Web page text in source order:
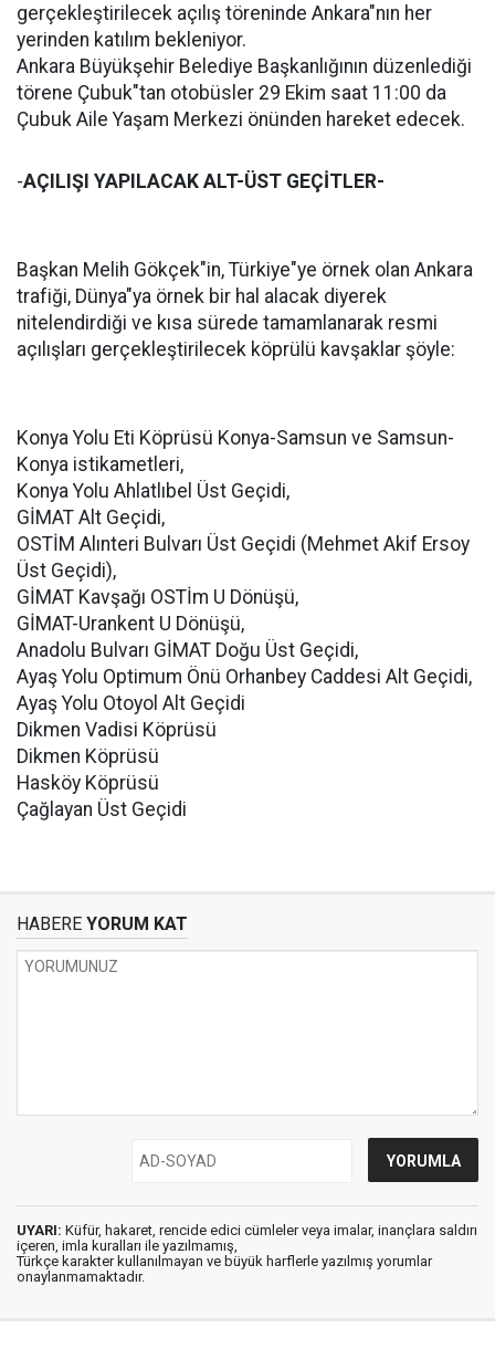
gerçekleştirilecek açılış töreninde Ankara"nın her
yerinden katılım bekleniyor.
Ankara Büyükşehir Belediye Başkanlığının düzenlediği
törene Çubuk"tan otobüsler 29 Ekim saat 11:00 da
Çubuk Aile Yaşam Merkezi önünden hareket edecek.
-AÇILIŞI YAPILACAK ALT-ÜST GEÇİTLER-
Başkan Melih Gökçek"in, Türkiye"ye örnek olan Ankara
trafiği, Dünya"ya örnek bir hal alacak diyerek
nitelendirdiği ve kısa sürede tamamlanarak resmi
açılışları gerçekleştirilecek köprülü kavşaklar şöyle:
Konya Yolu Eti Köprüsü Konya-Samsun ve Samsun-
Konya istikametleri,
Konya Yolu Ahlatlıbel Üst Geçidi,
GİMAT Alt Geçidi,
OSTİM Alınteri Bulvarı Üst Geçidi (Mehmet Akif Ersoy
Üst Geçidi),
GİMAT Kavşağı OSTİm U Dönüşü,
GİMAT-Urankent U Dönüşü,
Anadolu Bulvarı GİMAT Doğu Üst Geçidi,
Ayaş Yolu Optimum Önü Orhanbey Caddesi Alt Geçidi,
Ayaş Yolu Otoyol Alt Geçidi
Dikmen Vadisi Köprüsü
Dikmen Köprüsü
Hasköy Köprüsü
Çağlayan Üst Geçidi
HABERE YORUM KAT
UYARI: Küfür, hakaret, rencide edici cümleler veya imalar, inançlara saldırı
içeren, imla kuralları ile yazılmamış,
Türkçe karakter kullanılmayan ve büyük harflerle yazılmış yorumlar
onaylanmamaktadır.